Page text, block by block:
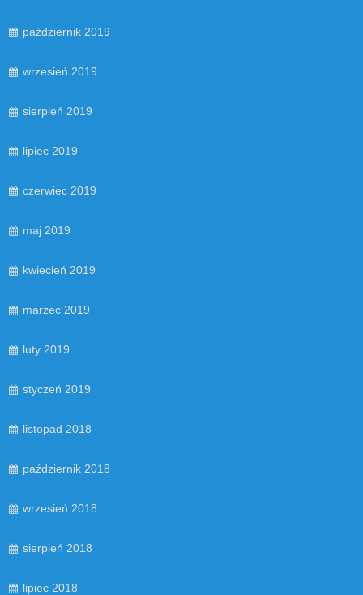
październik 2019
wrzesień 2019
sierpień 2019
lipiec 2019
czerwiec 2019
maj 2019
kwiecień 2019
marzec 2019
luty 2019
styczeń 2019
listopad 2018
październik 2018
wrzesień 2018
sierpień 2018
lipiec 2018